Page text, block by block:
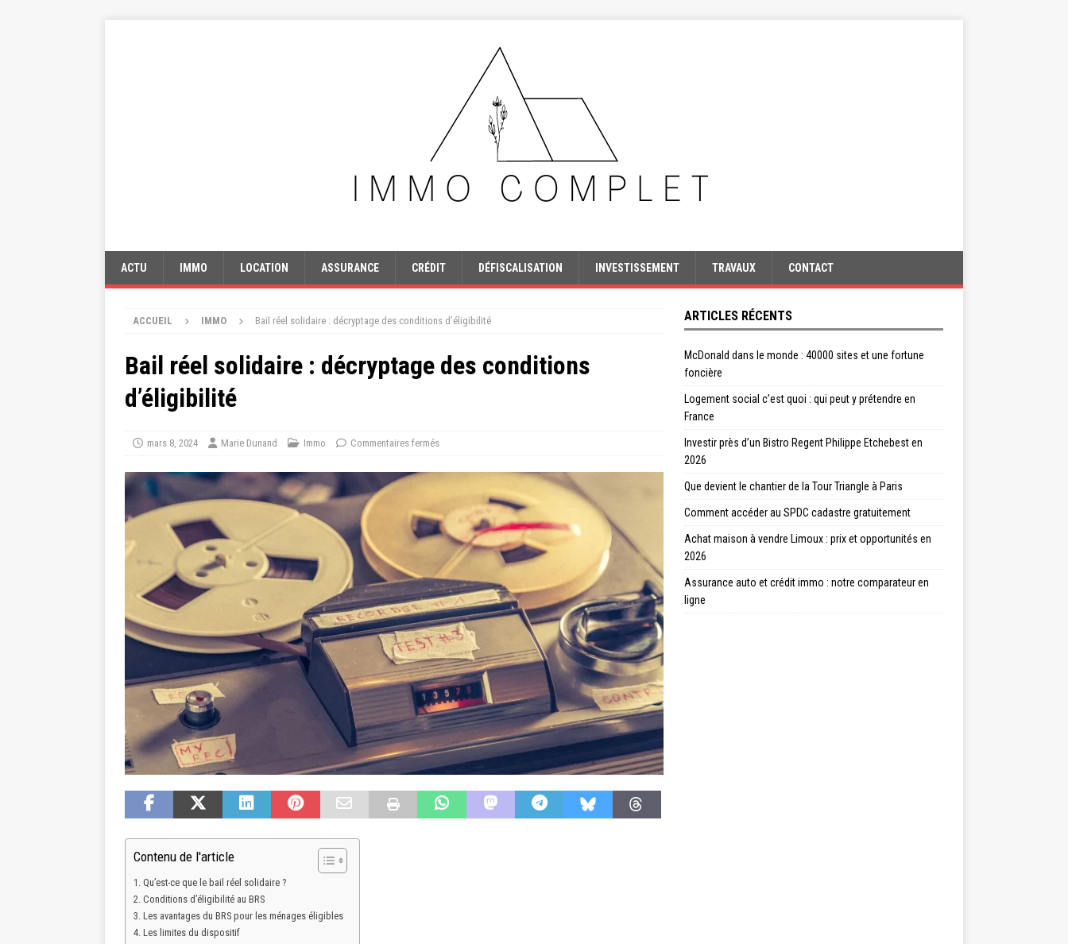
ACTU IMMO LOCATION ASSURANCE CRÉDIT DÉFISCALISATION INVESTISSEMENT TRAVAUX CONTACT
ACCUEIL IMMO Bail réel solidaire : décryptage des conditions d’éligibilité
Bail réel solidaire : décryptage des conditions
d’éligibilité
mars 8, 2024 Marie Dunand Immo Commentaires fermés
Contenu de l'article
Qu’est-ce que le bail réel solidaire ?
Conditions d’éligibilité au BRS
Les avantages du BRS pour les ménages éligibles
Les limites du dispositif
ARTICLES RÉCENTS
McDonald dans le monde : 40000 sites et une fortune
foncière
Logement social c’est quoi : qui peut y prétendre en
France
Investir près d’un Bistro Regent Philippe Etchebest en
2026
Que devient le chantier de la Tour Triangle à Paris
Comment accéder au SPDC cadastre gratuitement
Achat maison à vendre Limoux : prix et opportunités en
2026
Assurance auto et crédit immo : notre comparateur en
ligne